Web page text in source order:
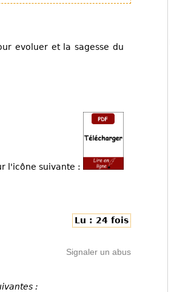
evoluer et la sagesse du
l'icône suivante :
Lu : 24 fois
Signaler un abus
: